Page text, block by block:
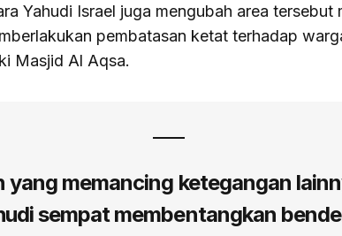
Yahudi Israel juga mengubah area tersebut
pembatasan ketat terhadap
Masjid Al Aqsa.
yang memancing ketegangan
sempat membentangkan